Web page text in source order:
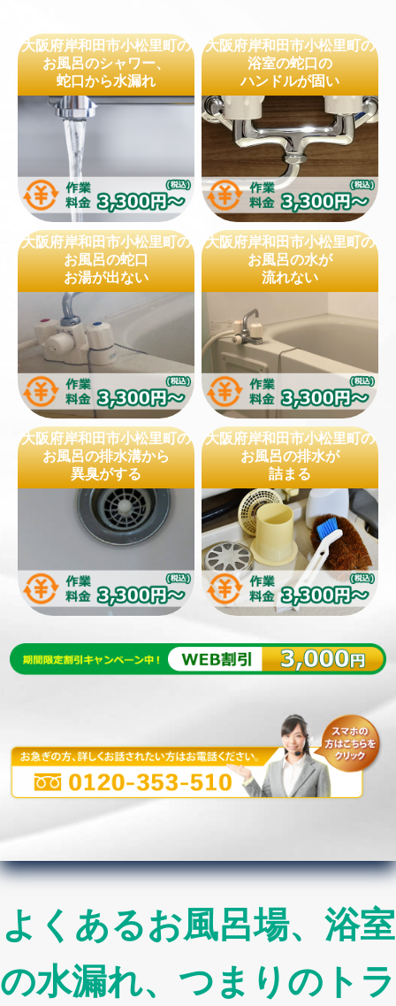
大阪府岸和田市小松里町の
お風呂のシャワー、
蛇口から水漏れ
大阪府岸和田市小松里町の
浴室の蛇口の
ハンドルが固い
大阪府岸和田市小松里町の
お風呂の蛇口
お湯が出ない
大阪府岸和田市小松里町の
お風呂の水が
流れない
大阪府岸和田市小松里町の
お風呂の排水溝から
異臭がする
大阪府岸和田市小松里町の
お風呂の排水が
詰まる
よくあるお風呂場、浴室
の水漏れ、つまりのトラ